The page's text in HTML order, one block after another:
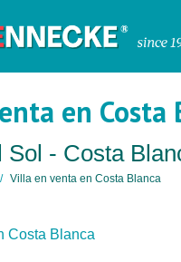
en Costa
Sol - Costa
Villa en venta en Costa Blanca